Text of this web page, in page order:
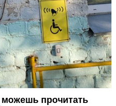
можешь прочитать